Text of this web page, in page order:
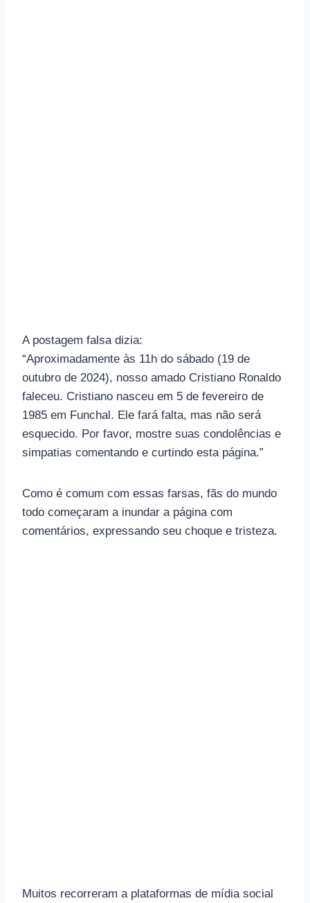
A postagem falsa dizia:
“Aproximadamente às 11h do sábado (19 de
outubro de 2024), nosso amado Cristiano Ronaldo
faleceu. Cristiano nasceu em 5 de fevereiro de
1985 em Funchal. Ele fará falta, mas não será
esquecido. Por favor, mostre suas condolências e
simpatias comentando e curtindo esta página.”
Como é comum com essas farsas, fãs do mundo
todo começaram a inundar a página com
comentários, expressando seu choque e tristeza.
Muitos recorreram a plataformas de mídia social